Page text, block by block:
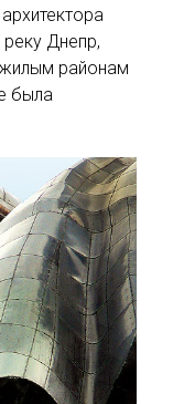
Днепр,
жилым районам
была